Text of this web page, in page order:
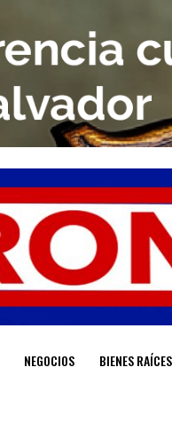
NEGOCIOS BIENES RAÍCES